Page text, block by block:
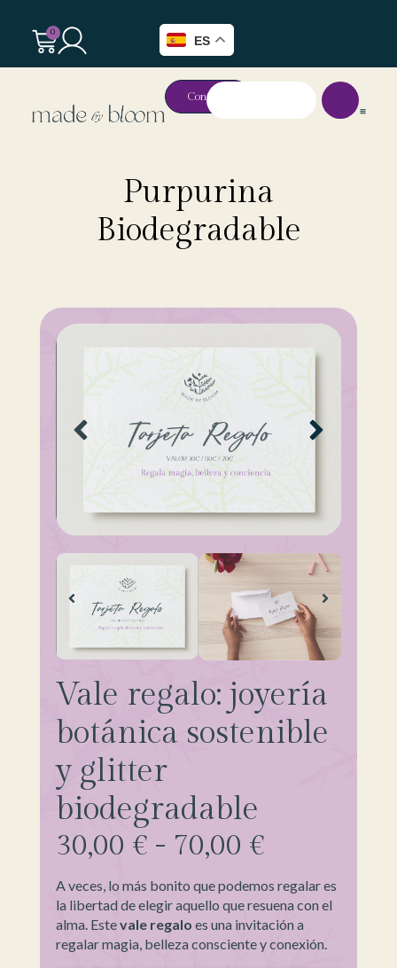
ES
0
Contacto
Purpurina
Biodegradable
Vale regalo: joyería
botánica sostenible
y glitter
biodegradable
30,00 € - 70,00 €
A veces, lo más bonito que podemos regalar es
la libertad de elegir aquello que resuena con el
alma. Estevale regalo es una invitación a
regalar magia, belleza consciente y conexión.